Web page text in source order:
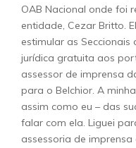
OAB Nacional onde foi
entidade, Cezar Britto.
estimular as Seccionais
jurídica gratuita aos
assessor de imprensa
para o Belchior. A
assim como eu – das
falar com ela. Liguei
assessoria de imprensa